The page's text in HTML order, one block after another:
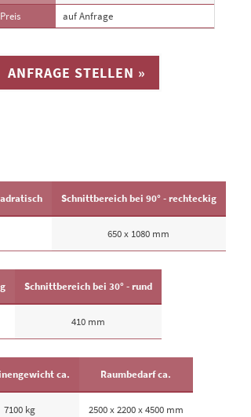
Preis
auf Anfrage
ANFRAGE STELLEN »
Schnittbereich bei 90° - rechteckig
650 x 1080 mm
Schnittbereich bei 30° - rund
410 mm
ca.
7100 kg
Raumbedarf ca.
2500 x 2200 x 4500 mm